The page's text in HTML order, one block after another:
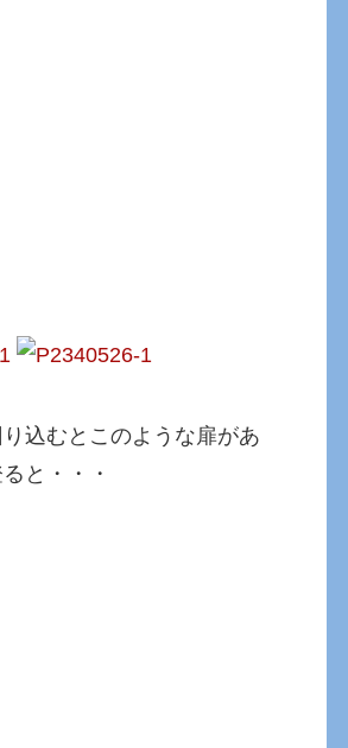
込むとこのような扉があ
と・・・